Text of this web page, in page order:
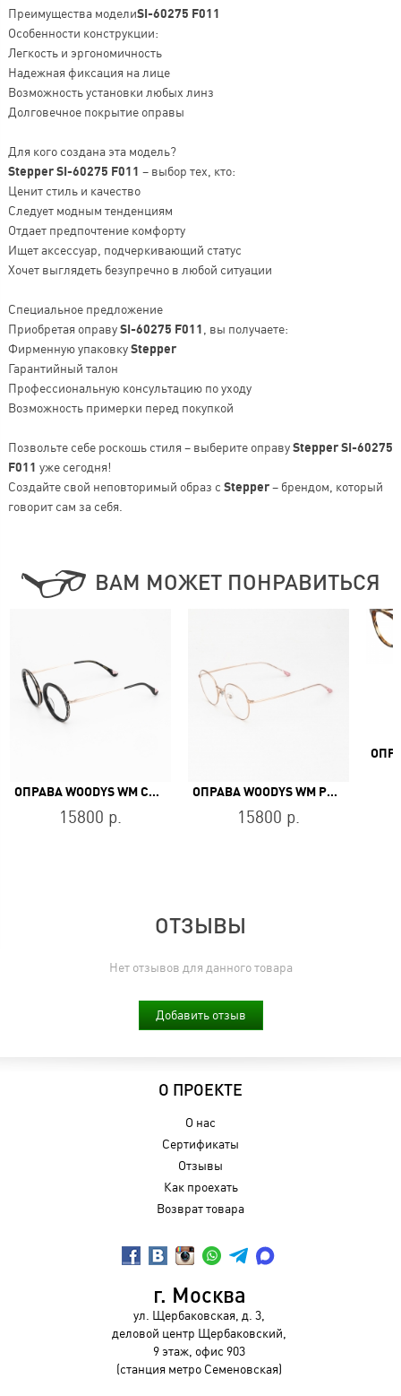
Преимущества моделиSI-60275 F011
Особенности конструкции:
Легкость и эргономичность
Надежная фиксация на лице
Возможность установки любых линз
Долговечное покрытие оправы
Для кого создана эта модель?
Stepper SI-60275 F011 – выбор тех, кто:
Ценит стиль и качество
Следует модным тенденциям
Отдает предпочтение комфорту
Ищет аксессуар, подчеркивающий статус
Хочет выглядеть безупречно в любой ситуации
Специальное предложение
Приобретая оправуSI-60275 F011 , вы получаете:
Фирменную упаковкуStepper
Гарантийный талон
Профессиональную консультацию по уходу
Возможность примерки перед покупкой
Позвольте себе роскошь стиля – выберите оправуStepper SI-60275
F011 уже сегодня!
Создайте свой неповторимый образ с Stepper– брендом, который
говорит сам за себя.
ВАМ МОЖЕТ ПОНРАВИТЬСЯ
ОПРАВА WOODYS WM COATI 01
15800 р.
ОПРАВА WOODYS WM PROXIMA 02
15800 р.
ОТЗЫВЫ
Нет отзывов для данного товара
Добавить отзыв
О ПРОЕКТЕ
О нас
Сертификаты
Отзывы
Как проехать
Возврат товара
г. Москва
ул. Щербаковская, д. 3,
деловой центр Щербаковский,
9 этаж, офис 903
(станция метро Семеновская)